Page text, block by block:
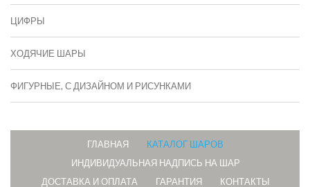
ЦИФРЫ
ХОДЯЧИЕ ШАРЫ
ФИГУРНЫЕ, С ДИЗАЙНОМ И РИСУНКАМИ
ГЛАВНАЯ
КАТАЛОГ ШАРОВ
ИНДИВИДУАЛЬНАЯ НАДПИСЬ НА ШАР
ДОСТАВКА И ОПЛАТА
ГАРАНТИЯ КОНТАКТЫ